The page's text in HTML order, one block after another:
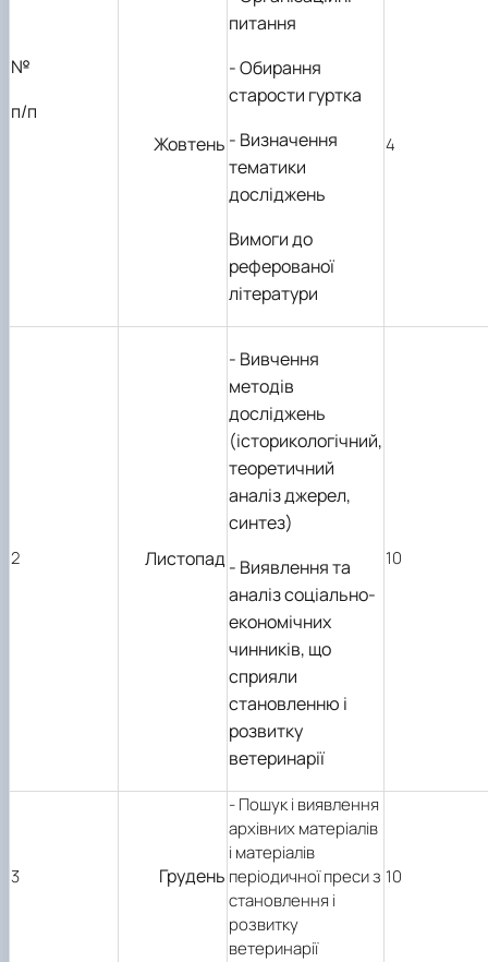
№
п/п
Жовтень
питання
- Обирання
старости гуртка
- Визначення
тематики
досліджень
Вимоги до
реферованої
літератури
4
2 Листопад
- Вивчення
методів
досліджень
(історикологічний,
теоретичний
аналіз джерел,
синтез)
- Виявлення та
аналіз соціально-
економічних
чинників, що
сприяли
становленню і
розвитку
ветеринарії
10
3 Грудень
- Пошук і виявлення
архівних матеріалів
і матеріалів
періодичної преси з
становлення і
розвитку
ветеринарії
10